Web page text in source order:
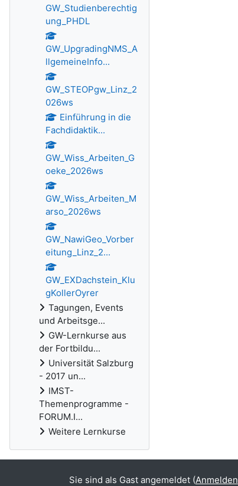
GW_Studienberechtig
ung_PHDL
GW_UpgradingNMS_A
llgemeineInfo...
GW_STEOPgw_Linz_2
026ws
Einführung in die
Fachdidaktik...
GW_Wiss_Arbeiten_G
oeke_2026ws
GW_Wiss_Arbeiten_M
arso_2026ws
GW_NawiGeo_Vorber
eitung_Linz_2...
GW_EXDachstein_Klu
gKollerOyrer
Tagungen, Events
und Arbeitsge...
GW-Lernkurse aus
der Fortbildu...
Universität Salzburg
- 2017 un...
IMST-
Themenprogramme -
FORUM.I...
Weitere Lernkurse
Sie sind als Gast angemeldet (Anmelden